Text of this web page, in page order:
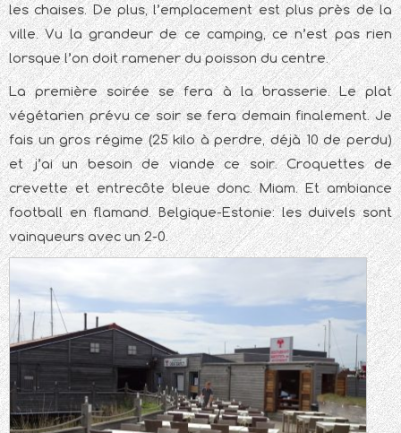
les chaises. De plus, l’emplacement est plus près de la
ville. Vu la grandeur de ce camping, ce n’est pas rien
lorsque l’on doit ramener du poisson du centre.
La première soirée se fera à la brasserie. Le plat
végétarien prévu ce soir se fera demain finalement. Je
fais un gros régime (25 kilo à perdre, déjà 10 de perdu)
et j’ai un besoin de viande ce soir. Croquettes de
crevette et entrecôte bleue donc. Miam. Et ambiance
football en flamand. Belgique-Estonie: les duivels sont
vainqueurs avec un 2-0.